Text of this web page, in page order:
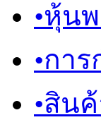
•หุ้น
•การ
•สินค้